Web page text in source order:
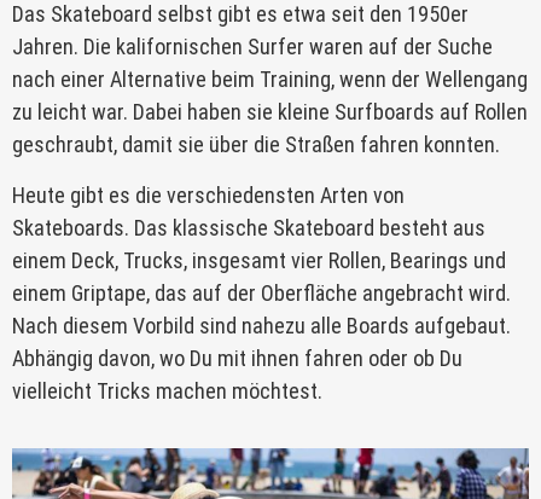
Das Skateboard selbst gibt es etwa seit den 1950er
Jahren. Die kalifornischen Surfer waren auf der Suche
nach einer Alternative beim Training, wenn der Wellengang
zu leicht war. Dabei haben sie kleine Surfboards auf Rollen
geschraubt, damit sie über die Straßen fahren konnten.
Heute gibt es die verschiedensten Arten von
Skateboards. Das klassische Skateboard besteht aus
einem Deck, Trucks, insgesamt vier Rollen, Bearings und
einem Griptape, das auf der Oberfläche angebracht wird.
Nach diesem Vorbild sind nahezu alle Boards aufgebaut.
Abhängig davon, wo Du mit ihnen fahren oder ob Du
vielleicht Tricks machen möchtest.